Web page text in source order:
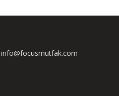
info@focusmutfak.com